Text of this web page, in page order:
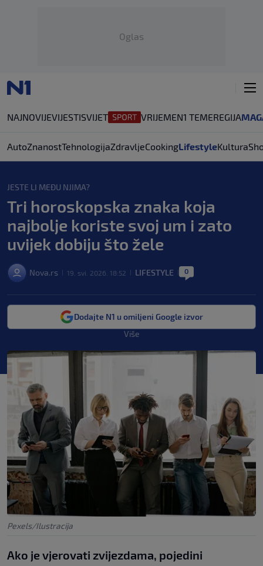
Oglas
NAJNOVIJEVIJESTISVIJET VRIJEMEN1 TEMEREGIJA
AutoZnanostTehnologijaZdravljeCookingLifestyleKultura
JESTE LI MEĐU NJIMA?
Tri horoskopska znaka koja
najbolje koriste svoj um i zato
uvijek dobiju što žele
Nova.rs 19. svi. 2026. 18:52 LIFESTYLE 0
Dodajte N1 u omiljeni Google izvor
Više
Pexels/Ilustracija
Ako je vjerovati zvijezdama, pojedini